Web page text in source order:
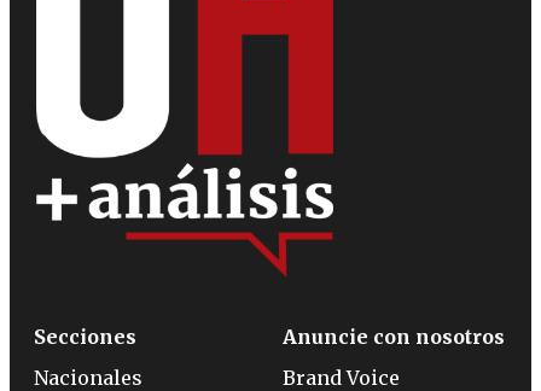
Secciones
Nacionales
Anuncie con nosotros
Brand Voice